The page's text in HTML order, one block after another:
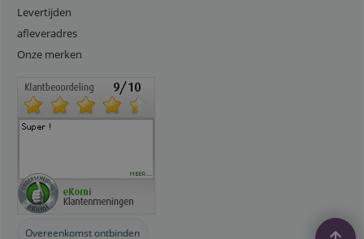
Levertijden
afleveradres
Onze merken
Overeenkomst ontbinden